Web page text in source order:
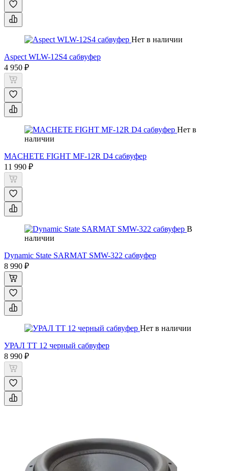
Нет в наличии
Aspect WLW-12S4 сабвуфер
4 950 ₽
Нет в
наличии
MACHETE FIGHT MF-12R D4 сабвуфер
11 990 ₽
В
наличии
Dynamic State SARMAT SMW-322 сабвуфер
8 990 ₽
Нет в наличии
УРАЛ ТТ 12 черный сабвуфер
8 990 ₽